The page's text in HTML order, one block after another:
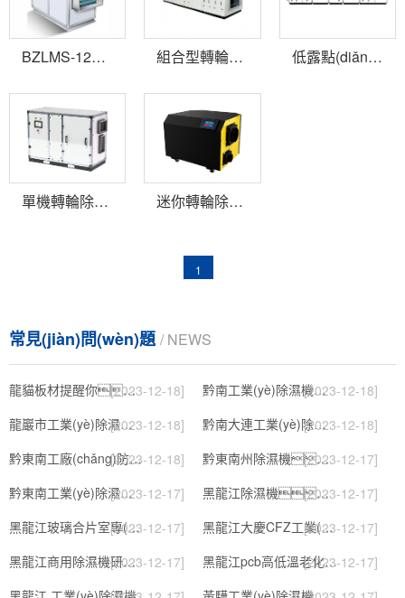
BZLMS-1200轉輪除濕機 組合型轉輪除濕機 低露點(diǎn)轉輪除濕機
單機轉輪除濕機 迷你轉輪除濕機
1
常見(jiàn)問(wèn)題/ NEWS
龍貓板材提醒你，雨季裝修應特別注意防潮
[2023-12-18] 黔南工業(yè)除濕機公司
[2023-12-18]
龍巖市工業(yè)除濕機價(jià)格
[2023-12-18] 黔南大連工業(yè)除濕機
[2023-12-18]
黔東南工廠(chǎng)防潮除濕機，工業(yè)除濕機
[2023-12-18] 黔東南州除濕機，濕菱工業(yè)地下室抽濕機 庫房配電房除濕器
[2023-12-17]
黔東南工業(yè)除濕機公司
[2023-12-17] 黑龍江除濕機，工業(yè)除濕機
[2023-12-17]
黑龍江玻璃合片室專(zhuān)用組合型轉輪除濕機
[2023-12-17] 黑龍江大慶CFZ工業(yè)除濕機濕菱除濕機品牌
[2023-12-17]
黑龍江商用除濕機研發(fā)(回饋老顧客,2022已更新)
[2023-12-17] 黑龍江pcb高低溫老化試驗箱
[2023-12-17]